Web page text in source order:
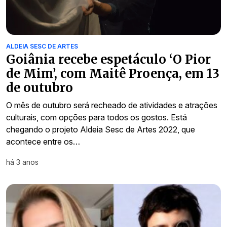
ALDEIA SESC DE ARTES
Goiânia recebe espetáculo ‘O Pior
de Mim’, com Maitê Proença, em 13
de outubro
O mês de outubro será recheado de atividades e atrações
culturais, com opções para todos os gostos. Está
chegando o projeto Aldeia Sesc de Artes 2022, que
acontece entre os…
há 3 anos